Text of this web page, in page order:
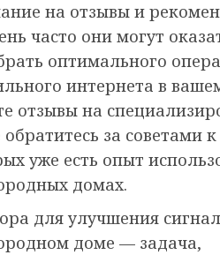
на отзывы и
часто они могут
оптимального
интернета в
отзывы на
за советами к
уже есть опыт
домах.
для улучшения
доме — задача,